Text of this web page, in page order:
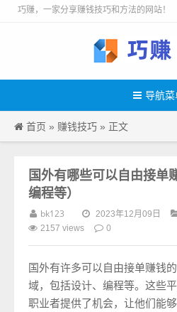
巧赚，一家分享赚钱技巧和方法的网站！
导航菜
首页 » 赚钱技巧 » 正文
国外有哪些可以自由接单
编程等）
bk123 2023年12月09日
2157 views 0
国外有许多可以自由接单赚钱
域，包括设计、编程等。这些
职业者提供了机会，让他们能